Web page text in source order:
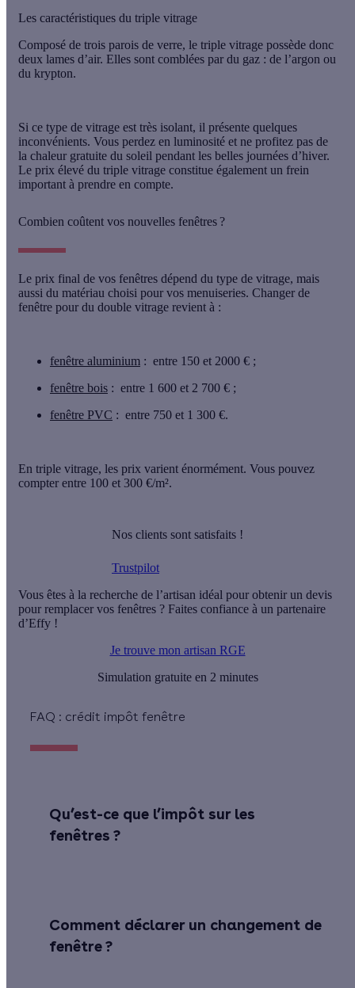
Les caractéristiques du triple vitrage
Composé de trois parois de verre, le triple vitrage possède donc
deux lames d’air. Elles sont comblées par du gaz : de l’argon ou
du krypton.
Si ce type de vitrage est très isolant, il présente quelques
inconvénients. Vous perdez en luminosité et ne profitez pas de
la chaleur gratuite du soleil pendant les belles journées d’hiver.
Le prix élevé du triple vitrage constitue également un frein
important à prendre en compte.
Combien coûtent vos nouvelles fenêtres ?
Le prix final de vos fenêtres dépend du type de vitrage, mais
aussi du matériau choisi pour vos menuiseries. Changer de
fenêtre pour du double vitrage revient à :
fenêtre aluminium : entre 150 et 2000 € ;
fenêtre bois : entre 1 600 et 2 700 € ;
fenêtre PVC : entre 750 et 1 300 €.
En triple vitrage, les prix varient énormément. Vous pouvez
compter entre 100 et 300 €/m².
Nos clients sont satisfaits !
Trustpilot
Vous êtes à la recherche de l’artisan idéal pour obtenir un devis
pour remplacer vos fenêtres ? Faites confiance à un partenaire
d’Effy !
Je trouve mon artisan RGE
Simulation gratuite en 2 minutes
FAQ : crédit impôt fenêtre
Qu’est-ce que l’impôt sur les
fenêtres ?
Comment déclarer un changement de
fenêtre ?